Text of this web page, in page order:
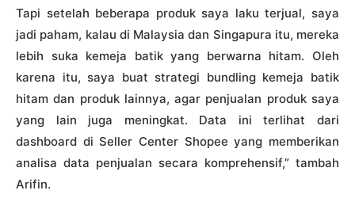
Tapi setelah beberapa produk saya laku terjual, saya
jadi paham, kalau di Malaysia dan Singapura itu, mereka
lebih suka kemeja batik yang berwarna hitam. Oleh
karena itu, saya buat strategi bundling kemeja batik
hitam dan produk lainnya, agar penjualan produk saya
yang lain juga meningkat. Data ini terlihat dari
dashboard di Seller Center Shopee yang memberikan
analisa data penjualan secara komprehensif,” tambah
Arifin.